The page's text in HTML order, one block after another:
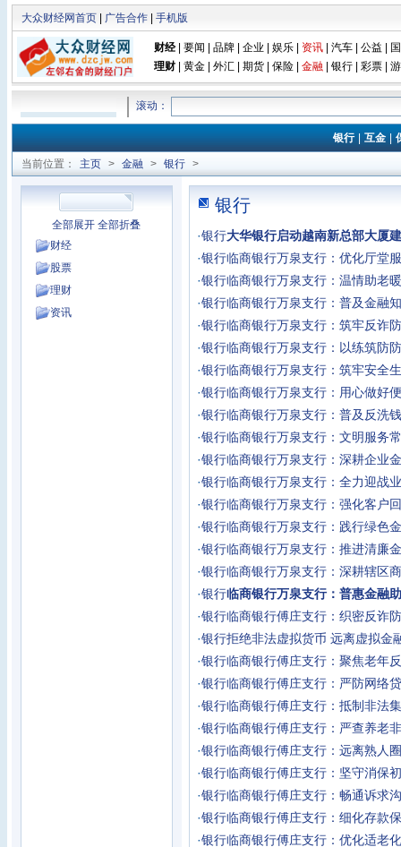
大众财经网首页| 广告合作| 手机版
财经| 要闻 品牌| 企业 娱乐| 资讯| 汽车| 公益
理财| 黄金| 外汇| 期货| 保险| 金融| 银行 彩票|
滚动：
银行|互金|
当前位置： 主页 > 金融 > 银行 >
全部展开 全部折叠
财经
股票
理财
资讯
银行
·银行大华银行启动越南新总部大厦
·银行临商银行万泉支行：优化厅堂
·银行临商银行万泉支行：温情助老
·银行临商银行万泉支行：普及金融
·银行临商银行万泉支行：筑牢反诈
·银行临商银行万泉支行：以练筑防
·银行临商银行万泉支行：筑牢安全
·银行临商银行万泉支行：用心做好
·银行临商银行万泉支行：普及反洗
·银行临商银行万泉支行：文明服务
·银行临商银行万泉支行：深耕企业
·银行临商银行万泉支行：全力迎战
·银行临商银行万泉支行：强化客户
·银行临商银行万泉支行：践行绿色
·银行临商银行万泉支行：推进清廉
·银行临商银行万泉支行：深耕辖区
·银行临商银行万泉支行：普惠金融
·银行临商银行傅庄支行：织密反诈
·银行拒绝非法虚拟货币 远离虚拟
·银行临商银行傅庄支行：聚焦老年
·银行临商银行傅庄支行：严防网络
·银行临商银行傅庄支行：抵制非法
·银行临商银行傅庄支行：严查养老
·银行临商银行傅庄支行：远离熟人
·银行临商银行傅庄支行：坚守消保
·银行临商银行傅庄支行：畅通诉求
·银行临商银行傅庄支行：细化存款
·银行临商银行傅庄支行：优化适老